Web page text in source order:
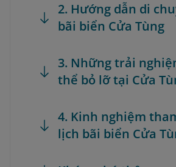
2. Hướng dẫn di
bãi biển Cửa Tùng
3. Những trải
thể bỏ lỡ tại Cửa
4. Kinh nghiệm
lịch bãi biển Cửa